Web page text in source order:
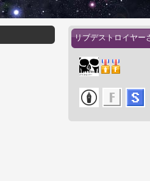
リブデストロイヤー